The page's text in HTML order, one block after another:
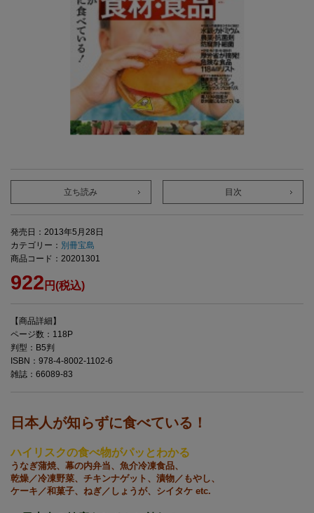
立ち読み 目次
発売日：2013年5月28日
カテゴリー： 別冊宝島
商品コード：20201301
922 円(税込)
【商品詳細】
ページ数：118P
判型：B5判
ISBN：978-4-8002-1102-6
雑誌：66089-83
日本人が知らずに食べている！
ハイリスクの食べ物がパッとわかる
うなぎ蒲焼、幕の内弁当、魚介冷凍食品、
乾燥／冷凍野菜、チキンナゲット、漬物／もやし、
ケーキ／和菓子、ねぎ／しょうが、シイタケ etc.